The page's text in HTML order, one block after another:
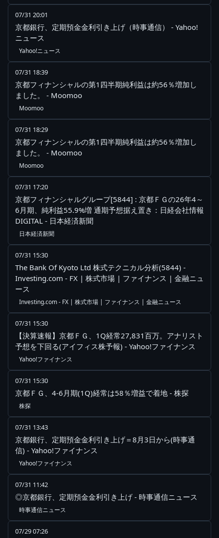
07/31 20:01
京都銀行、定期預金金利引き上げ（時事通信） - Yahoo!
ニュース
Yahoo!ニュース
07/31 18:39
京都フィナンシャルの第1四半期純利益は約56％増加し
ました。 - Moomoo
Moomoo
07/31 18:29
京都フィナンシャルの第1四半期純利益は約56％増加し
ました。 - Moomoo
Moomoo
07/31 17:20
京都フィナンシャルグループ[5844] : 京都ＦＧの26年4～
6月期、純利益55.9%増 通期予想据え置き：日経会社情報
DIGITAL - 日本経済新聞
日本経済新聞
07/31 15:30
The Bank Of Kyoto Ltd 株式テクニカル分析(5844) -
Investing.com - FX | 株式市場 | ファイナンス | 金融ニュ
ース
Investing.com - FX | 株式市場 | ファイナンス | 金融ニュース
07/31 15:30
【決算速報】京都ＦＧ、1Q経常27,831百万。アナリスト
予想を下回る(アイフィス株予報) - Yahoo!ファイナンス
Yahoo!ファイナンス
07/31 15:30
京都ＦＧ、4-6月期(1Q)経常は58％増益で着地 - 株探
株探
07/31 13:43
京都銀行、定期預金金利引き上げ＝8月3日から(時事通
信) - Yahoo!ファイナンス
Yahoo!ファイナンス
07/31 11:42
◎京都銀行、定期預金金利引き上げ - 時事通信ニュース
時事通信ニュース
07/29 07:26